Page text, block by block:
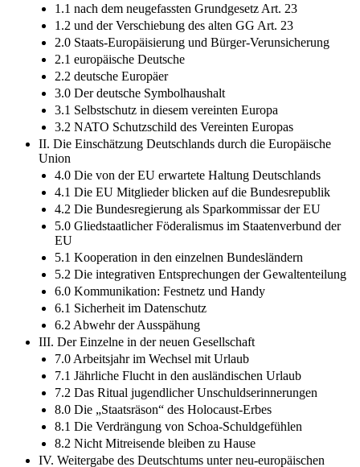
1.1 nach dem neugefassten Grundgesetz Art. 23
1.2 und der Verschiebung des alten GG Art. 23
2.0 Staats-Europäisierung und Bürger-Verunsicherung
2.1 europäische Deutsche
2.2 deutsche Europäer
3.0 Der deutsche Symbolhaushalt
3.1 Selbstschutz in diesem vereinten Europa
3.2 NATO Schutzschild des Vereinten Europas
II. Die Einschätzung Deutschlands durch die Europäische
Union
4.0 Die von der EU erwartete Haltung Deutschlands
4.1 Die EU Mitglieder blicken auf die Bundesrepublik
4.2 Die Bundesregierung als Sparkommissar der EU
5.0 Gliedstaatlicher Föderalismus im Staatenverbund der
EU
5.1 Kooperation in den einzelnen Bundesländern
5.2 Die integrativen Entsprechungen der Gewaltenteilung
6.0 Kommunikation: Festnetz und Handy
6.1 Sicherheit im Datenschutz
6.2 Abwehr der Ausspähung
III. Der Einzelne in der neuen Gesellschaft
7.0 Arbeitsjahr im Wechsel mit Urlaub
7.1 Jährliche Flucht in den ausländischen Urlaub
7.2 Das Ritual jugendlicher Unschuldserinnerungen
8.0 Die „Staatsräson“ des Holocaust-Erbes
8.1 Die Verdrängung von Schoa-Schuldgefühlen
8.2 Nicht Mitreisende bleiben zu Hause
IV. Weitergabe des Deutschtums unter neu-europäischen